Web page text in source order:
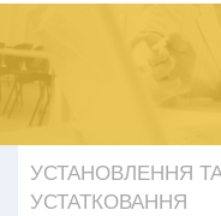
УСТАНОВЛЕННЯ
УСТАТКОВАННЯ